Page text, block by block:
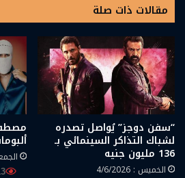
مقالات ذات صلة
“سفن دوجز” يُواصل تصدره
لشباك التذاكر السينمائي بـ
136 مليون جنيه
الخميس : 4/6/2026
ألبومات
الجمعة :